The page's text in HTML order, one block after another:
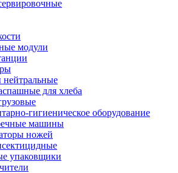
модули
для хлеба
гигиеническое оборудование
машины
ножей
упаковщики